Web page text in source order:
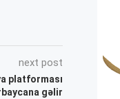
next post
platforması
gəlir